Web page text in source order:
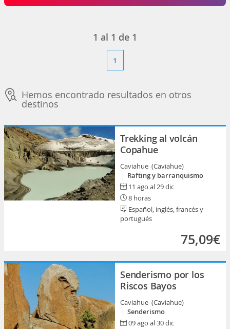
1 al 1 de 1
1
Hemos encontrado resultados en otros
destinos
Trekking al volcán
Copahue
Caviahue (Caviahue)
Rafting y barranquismo
11 ago al 29 dic
8 horas
Español, inglés, francés y
portugués
75,09€
Senderismo por los
Riscos Bayos
Caviahue (Caviahue)
Senderismo
09 ago al 30 dic